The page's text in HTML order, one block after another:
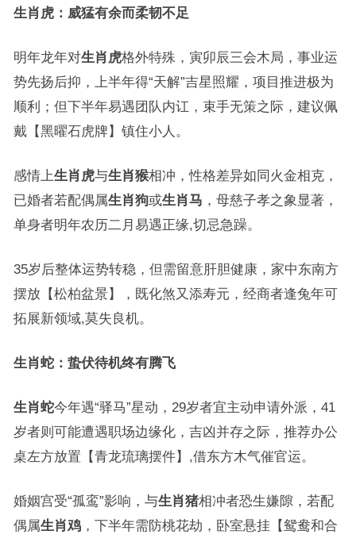
生肖虎：威猛有余而柔韧不足
明年龙年对生肖虎格外特殊，寅卯辰三会木局，事业运
势先扬后抑，上半年得“天解”吉星照耀，项目推进极为
顺利；但下半年易遇团队内讧，束手无策之际，建议佩
戴【黑曜石虎牌】镇住小人。
感情上生肖虎与生肖猴相冲，性格差异如同火金相克，
已婚者若配偶属生肖狗或生肖马 ，母慈子孝之象显著，
单身者明年农历二月易遇正缘,切忌急躁。
35岁后整体运势转稳，但需留意肝胆健康，家中东南方
摆放【松柏盆景】，既化煞又添寿元，经商者逢兔年可
拓展新领域,莫失良机。
生肖蛇：蛰伏待机终有腾飞
生肖蛇今年遇“驿马”星动，29岁者宜主动申请外派，41
岁者则可能遭遇职场边缘化，吉凶并存之际，推荐办公
桌左方放置【青龙琉璃摆件】,借东方木气催官运。
婚姻宫受“孤鸾”影响，与生肖猪相冲者恐生嫌隙，若配
偶属生肖鸡，下半年需防桃花劫，卧室悬挂【鸳鸯和合